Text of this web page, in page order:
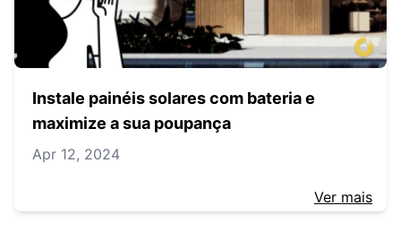
Instale painéis solares com bateria e
maximize a sua poupança
Apr 12, 2024
Ver mais